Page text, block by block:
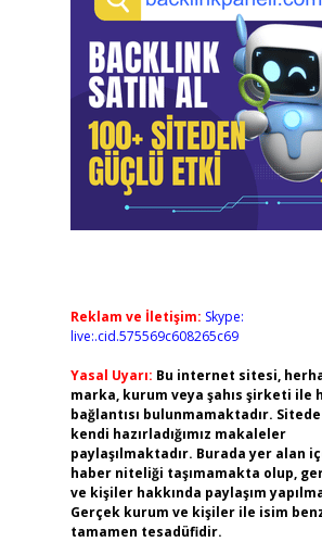
Reklam ve İletişim: Skype:
live:.cid.575569c608265c69
Yasal Uyarı: Bu internet sitesi,
marka, kurum veya şahıs şirketi ile
bağlantısı bulunmamaktadır. Sitede
kendi hazırladığımız makaleler
paylaşılmaktadır. Burada yer alan
haber niteliği taşımamakta olup,
ve kişiler hakkında paylaşım
Gerçek kurum ve kişiler ile isim
tamamen tesadüfidir.